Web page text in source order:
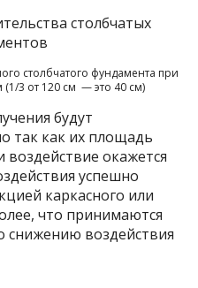
столбчатого фундамента при
3 от 120 см — это 40 см)
будут
так как их площадь
окажется
успешно
каркасного или
что принимаются
воздействия